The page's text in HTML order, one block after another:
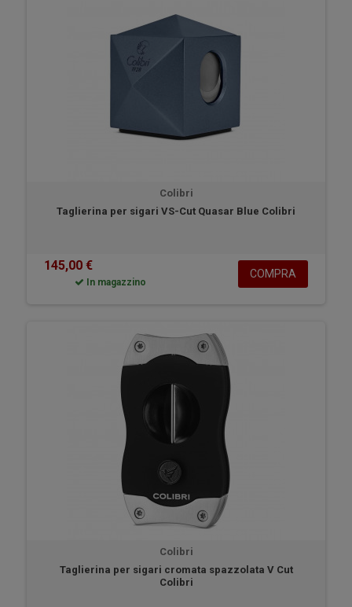
Colibri
Taglierina per sigari VS-Cut Quasar Blue Colibri
145,00 €
In magazzino
COMPRA
Colibri
Taglierina per sigari cromata spazzolata V Cut
Colibri